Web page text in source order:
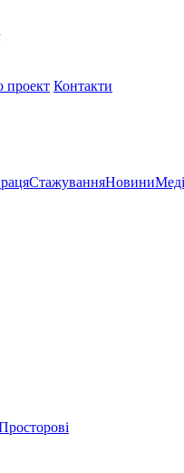
проект Контакти
СтажуванняНовини